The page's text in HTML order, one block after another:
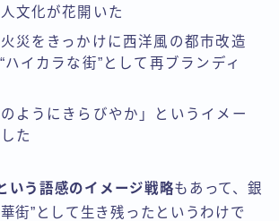
文化が花開いた
災をきっかけに西洋風の都市改造
ハイカラな街”として再ブランディ
ようにきらびやか」というイメー
た
いう語感のイメージ戦略もあって、銀
街”として生き残ったというわけで